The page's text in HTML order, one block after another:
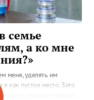
семье
а ко мне
меня, уделять им
как пустое место. Зато
начинаются лекции,